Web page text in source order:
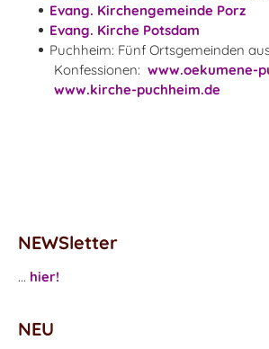
Evang. Kirchengemeinde Porz
Evang. Kirche Potsdam
Puchheim: Fünf Ortsgemeinden
Konfessionen: www.oekumene-
www.kirche-puchheim.de
NEWSletter
... hier!
NEU